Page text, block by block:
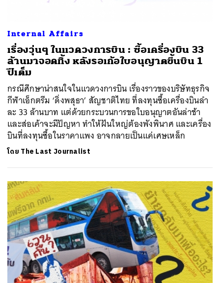
Internal Affairs
เรื่องวุ่นๆ ในแวดวงการบิน : ซื้อเครื่องบิน 33
ล้านมาจอดทิ้ง หลังรอเก้อใบอนุญาตขึ้นบิน 1
ปีเต็ม
กรณีศึกษาน่าสนใจในแวดวงการบิน เรื่องราวของบริษัทธุรกิจ
กีฬาเอ็กตรีม ‘ดิ่งพสุธา’ สัญชาติไทย ที่ลงทุนซื้อเครื่องบินลำ
ละ 33 ล้านบาท แต่ด้วยกระบวนการขอใบอนุญาตอันล่าช้า
และส่อเค้าจะมีปัญหา ทำให้ฝันใหญ่ต้องพังพินาศ และเครื่อง
บินที่ลงทุนซื้อในราคาแพง อาจกลายเป็นแค่เศษเหล็ก
โดย The Last Journalist